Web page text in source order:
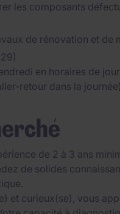
les composants
de rénovation et de
en horaires de
retour dans la
de 2 à 3 ans
de solides
et curieux(se), vous